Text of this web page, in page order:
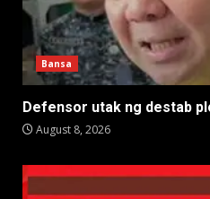
Bansa
Defensor utak ng destab
August 8, 2026